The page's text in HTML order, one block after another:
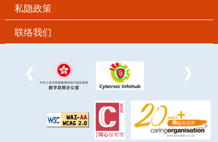
私隐政策
联络我们